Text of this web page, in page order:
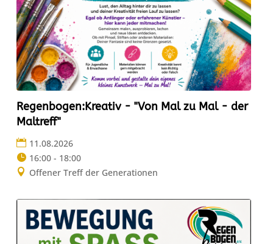
Regenbogen:Kreativ - "Von Mal zu Mal - der
Maltreff"
11.08.2026
16:00 - 18:00
Offener Treff der Generationen